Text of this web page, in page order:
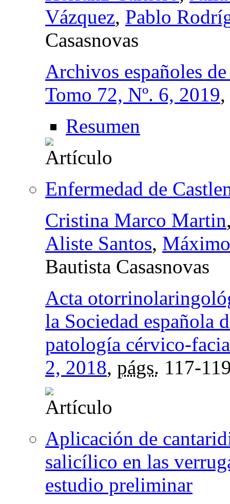
Vázquez, Pablo
Casasnovas
Archivos españoles
Tomo 72, Nº. 6, 2019,
Resumen
Enfermedad de
Cristina Marco Martin
Aliste Santos,
Bautista Casasnovas
Acta
la Sociedad española
patología cérvico-
2, 2018, págs. 117-
Aplicación de
salicílico en las
estudio preliminar